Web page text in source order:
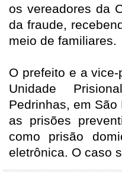
os vereadores da
da fraude,
meio de
O prefeito e a
Unidade
Pedrinhas, em
as prisões
como prisão
eletrônica. O caso